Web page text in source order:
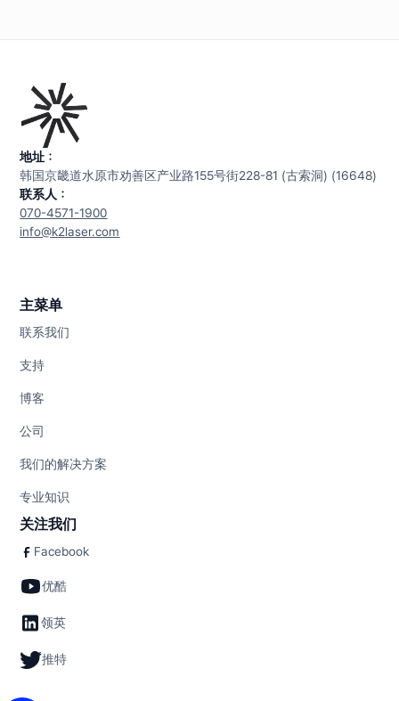
地址：
韩国京畿道水原市劝善区产业路155号街228-81 (古索洞) (16648)
联系人：
070-4571-1900
info@k2laser.com
主菜单
联系我们
支持
博客
公司
我们的解决方案
专业知识
关注我们
Facebook
优酷
领英
推特